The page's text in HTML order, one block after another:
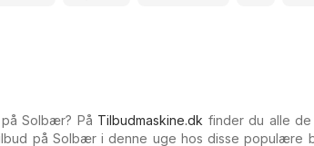
Solbær? På Tilbudmaskine.dk finder du alle de
på Solbær i denne uge hos disse populære